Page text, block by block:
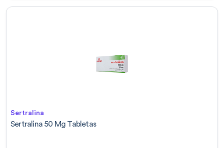
Sertralina
Sertralina 50 Mg Tabletas